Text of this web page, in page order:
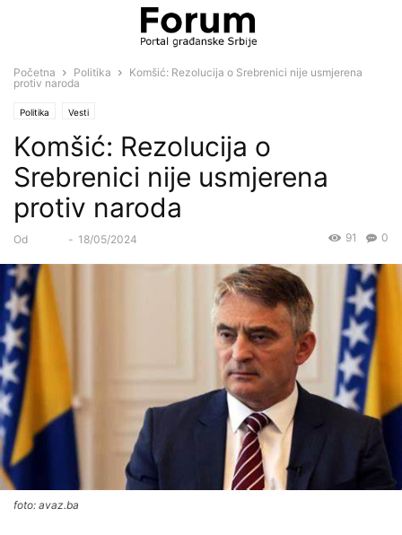
Početna Politika
Komšić: Rezolucija o Srebrenici nije usmjerena
protiv naroda
Politika Vesti
Komšić: Rezolucija o
Srebrenici nije usmjerena
protiv naroda
Od - 18/05/2024 0
91
foto: avaz.ba